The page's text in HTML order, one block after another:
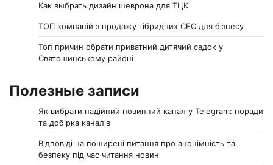
Как выбрать дизайн шеврона для ТЦК
ТОП компаній з продажу гібридних СЕС для бізнесу
Топ причин обрати приватний дитячий садок у
Святошинському районі
Полезные записи
Як вибрати надійний новинний канал у Telegram: поради
та добірка каналів
Відповіді на поширені питання про анонімність та
безпеку під час читання новин